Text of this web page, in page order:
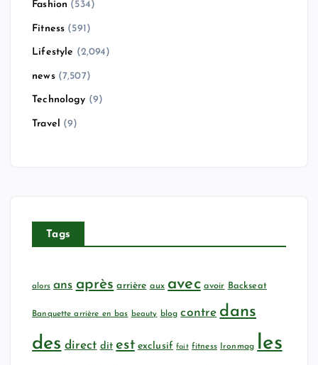
Fashion (534)
Fitness (591)
Lifestyle (2,094)
news(7,507)
Technology (9)
Travel (9)
Tags
alors ans après arrière aux avec avoir Backseat
Banquette arrière en bas beauty blog contre dans
des direct dit est exclusif fait fitness Ironmag les